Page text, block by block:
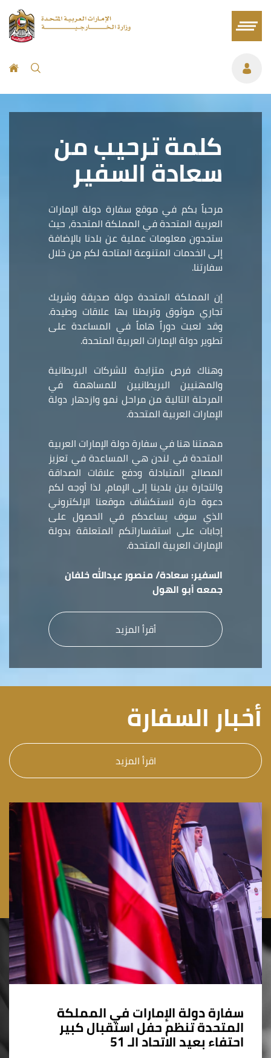
كلمة ترحيب من
سعادة السفير
مرحباً بكم في موقع سفارة دولة الإمارات
العربية المتحدة في المملكة المتحدة، حيث
ستجدون معلومات عملية عن بلدنا بالإضافة
إلى الخدمات المتنوعة المتاحة لكم من خلال
سفارتنا.
إن المملكة المتحدة دولة صديقة وشريك
تجاري موثوق وتربطنا بها علاقات وطيدة.
وقد لعبت دوراً هاماً في المساعدة على
تطوير دولة الإمارات العربية المتحدة.
وهناك فرص متزايدة للشركات البريطانية
والمهنيين البريطانيين للمساهمة في
المرحلة التالية من مراحل نمو وازدهار دولة
الإمارات العربية المتحدة.
مهمتنا هنا في سفارة دولة الإمارات العربية
المتحدة في لندن هي المساعدة في تعزيز
المصالح المتبادلة ودفع علاقات الصداقة
والتجارة بين بلدينا إلى الإمام، لذا أوجه لكم
دعوة حارة لاستكشاف موقعنا الإلكتروني
الذي سوف يساعدكم في الحصول على
إجابات على استفساراتكم المتعلقة بدولة
الإمارات العربية المتحدة.
السفير: سعادة/ منصور عبدالله خلفان
جمعه أبو الهول
أقرأ المزيد
أخبار السفارة
اقرأ المزيد
سفارة دولة الإمارات في المملكة
المتحدة تنظم حفل استقبال كبير
احتفاء بعيد الاتحاد الـ 51